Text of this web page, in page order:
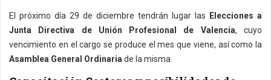
El próximo día 29 de diciembre tendrán lugar las Elecciones a
Junta Directiva de Unión Profesional de Valencia, cuyo
vencimiento en el cargo se produce el mes que viene, así como la
Asamblea General Ordinaria de la misma.